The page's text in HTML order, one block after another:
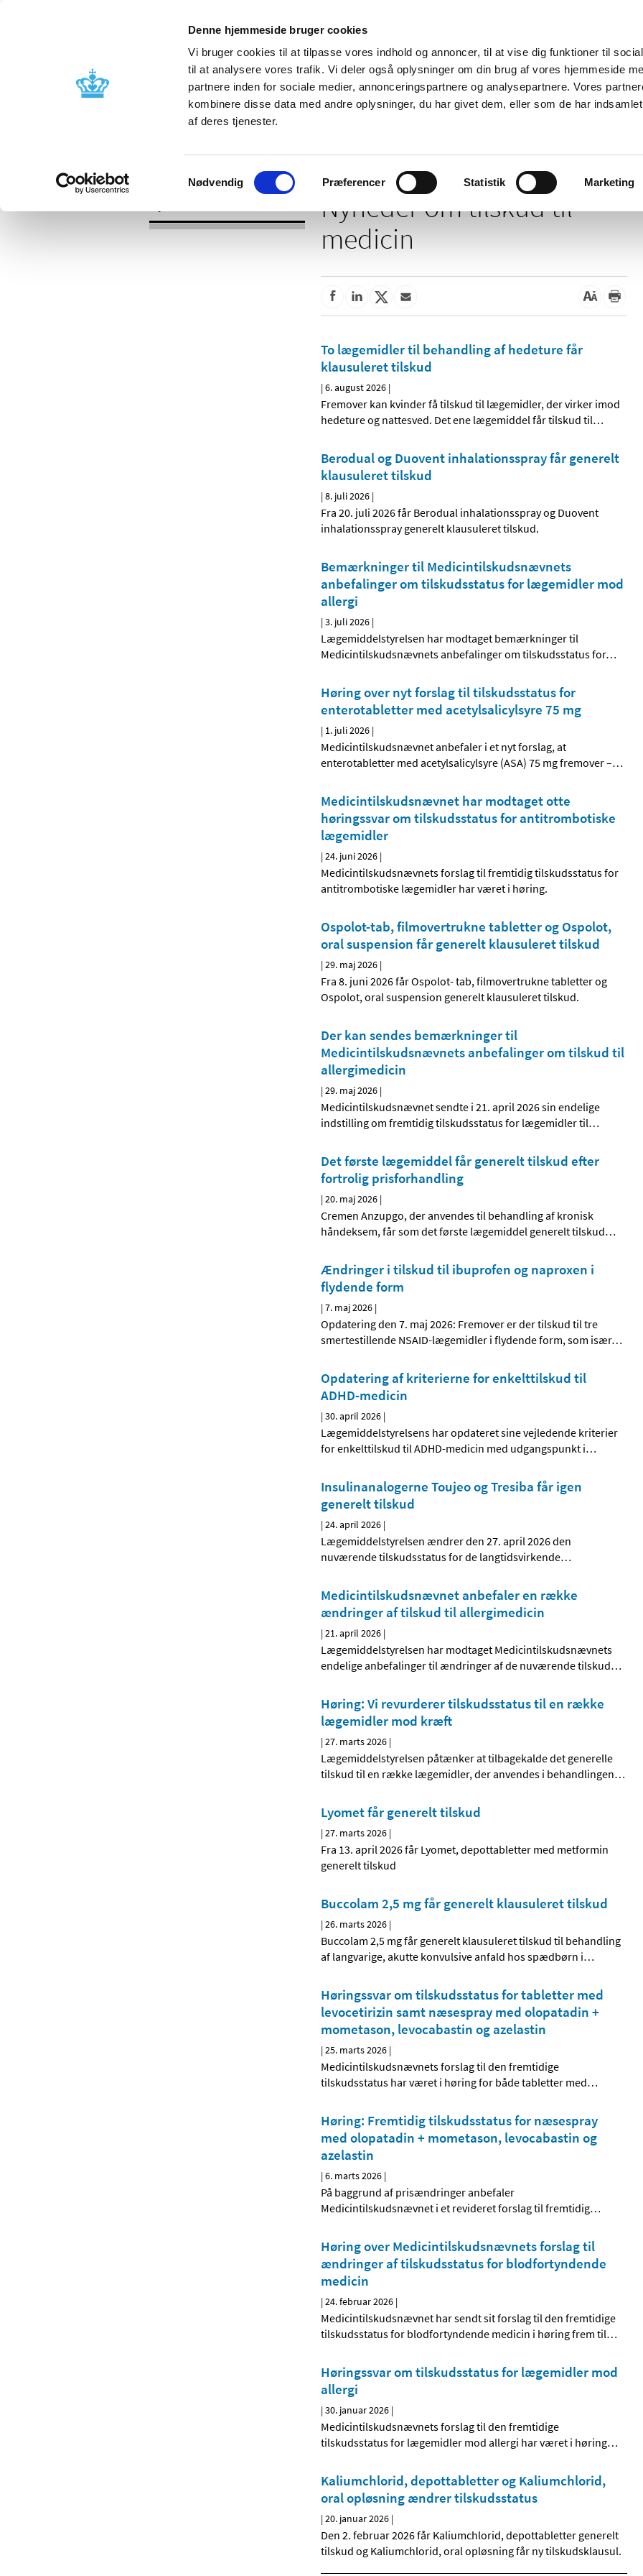
Denne hjemmeside bruger cookies
Vi bruger cookies til at tilpasse vores indhold og annoncer, til at vise dig funktioner til
til at analysere vores trafik. Vi deler også oplysninger om din brug af vores hjemmeside
partnere inden for sociale medier, annonceringspartnere og analysepartnere. Vores
kombinere disse data med andre oplysninger, du har givet dem, eller som de har
af deres tjenester.
Samtykkevalg
Nødvendig Præferencer Statistik Marketing
Nyheder Om os Kontakt
Godkendelse og
Bivirkninger og
produktinformation
Tilskud og
Apoteker og salg af
Nyheder om tilskud til
medicin
To lægemidler til behandling af hedeture får
klausuleret tilskud
|6. august 2026 |
Fremover kan kvinder få tilskud til lægemidler, der virker imod
hedeture og nattesved. Det ene lægemiddel får tilskud til…
Berodual og Duovent inhalationsspray får generelt
klausuleret tilskud
|8. juli 2026 |
Fra 20. juli 2026 får Berodual inhalationsspray og Duovent
inhalationsspray generelt klausuleret tilskud.
Bemærkninger til Medicintilskudsnævnets
anbefalinger om tilskudsstatus for lægemidler mod
allergi
|3. juli 2026 |
Lægemiddelstyrelsen har modtaget bemærkninger til
Medicintilskudsnævnets anbefalinger om tilskudsstatus for…
Høring over nyt forslag til tilskudsstatus for
enterotabletter med acetylsalicylsyre 75 mg
| 1. juli 2026 |
Medicintilskudsnævnet anbefaler i et nyt forslag, at
enterotabletter med acetylsalicylsyre (ASA) 75 mg fremover –…
Medicintilskudsnævnet har modtaget otte
høringssvar om tilskudsstatus for antitrombotiske
lægemidler
|24. juni 2026 |
Medicintilskudsnævnets forslag til fremtidig tilskudsstatus for
antitrombotiske lægemidler har været i høring.
Ospolot-tab, filmovertrukne tabletter og Ospolot,
oral suspension får generelt klausuleret tilskud
|29. maj 2026 |
Fra 8. juni 2026 får Ospolot- tab, filmovertrukne tabletter og
Ospolot, oral suspension generelt klausuleret tilskud.
Der kan sendes bemærkninger til
Medicintilskudsnævnets anbefalinger om tilskud til
allergimedicin
|29. maj 2026 |
Medicintilskudsnævnet sendte i 21. april 2026 sin endelige
indstilling om fremtidig tilskudsstatus for lægemidler til…
Det første lægemiddel får generelt tilskud efter
fortrolig prisforhandling
|20. maj 2026 |
Cremen Anzupgo, der anvendes til behandling af kronisk
håndeksem, får som det første lægemiddel generelt tilskud…
Ændringer i tilskud til ibuprofen og naproxen i
flydende form
|7. maj 2026 |
Opdatering den 7. maj 2026: Fremover er der tilskud til tre
smertestillende NSAID-lægemidler i flydende form, som især…
Opdatering af kriterierne for enkelttilskud til
ADHD-medicin
|30. april 2026 |
Lægemiddelstyrelsens har opdateret sine vejledende kriterier
for enkelttilskud til ADHD-medicin med udgangspunkt i…
Insulinanalogerne Toujeo og Tresiba får igen
generelt tilskud
|24. april 2026 |
Lægemiddelstyrelsen ændrer den 27. april 2026 den
nuværende tilskudsstatus for de langtidsvirkende…
Medicintilskudsnævnet anbefaler en række
ændringer af tilskud til allergimedicin
|21. april 2026 |
Lægemiddelstyrelsen har modtaget Medicintilskudsnævnets
endelige anbefalinger til ændringer af de nuværende tilskud…
Høring: Vi revurderer tilskudsstatus til en række
lægemidler mod kræft
|27. marts 2026 |
Lægemiddelstyrelsen påtænker at tilbagekalde det generelle
tilskud til en række lægemidler, der anvendes i behandlingen…
Lyomet får generelt tilskud
|27. marts 2026 |
Fra 13. april 2026 får Lyomet, depottabletter med metformin
generelt tilskud
Buccolam 2,5 mg får generelt klausuleret tilskud
|26. marts 2026 |
Buccolam 2,5 mg får generelt klausuleret tilskud til behandling
af langvarige, akutte konvulsive anfald hos spædbørn i…
Høringssvar om tilskudsstatus for tabletter med
levocetirizin samt næsespray med olopatadin +
mometason, levocabastin og azelastin
|25. marts 2026 |
Medicintilskudsnævnets forslag til den fremtidige
tilskudsstatus har været i høring for både tabletter med…
Høring: Fremtidig tilskudsstatus for næsespray
med olopatadin + mometason, levocabastin og
azelastin
|6. marts 2026 |
På baggrund af prisændringer anbefaler
Medicintilskudsnævnet i et revideret forslag til fremtidig…
Høring over Medicintilskudsnævnets forslag til
ændringer af tilskudsstatus for blodfortyndende
medicin
|24. februar 2026 |
Medicintilskudsnævnet har sendt sit forslag til den fremtidige
tilskudsstatus for blodfortyndende medicin i høring frem til…
Høringssvar om tilskudsstatus for lægemidler mod
allergi
|30. januar 2026 |
Medicintilskudsnævnets forslag til den fremtidige
tilskudsstatus for lægemidler mod allergi har været i høring…
Kaliumchlorid, depottabletter og Kaliumchlorid,
oral opløsning ændrer tilskudsstatus
|20. januar 2026 |
Den 2. februar 2026 får Kaliumchlorid, depottabletter generelt
tilskud og Kaliumchlorid, oral opløsning får ny tilskudsklausul.